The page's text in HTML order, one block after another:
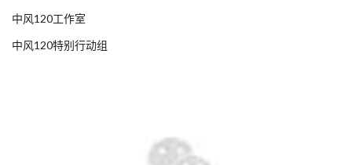
中风120工作室
中风120特别行动组